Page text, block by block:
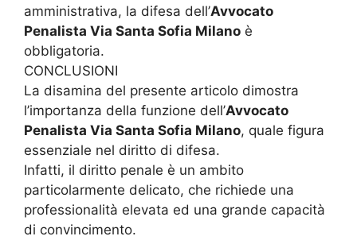
amministrativa, la difesa dell’Avvocato
Penalista Via Santa Sofia Milano è
obbligatoria.
CONCLUSIONI
La disamina del presente articolo dimostra
l’importanza della funzione dell’Avvocato
Penalista Via Santa Sofia Milano, quale figura
essenziale nel diritto di difesa.
Infatti, il diritto penale è un ambito
particolarmente delicato, che richiede una
professionalità elevata ed una grande capacità
di convincimento.